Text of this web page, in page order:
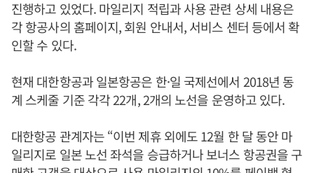
진행하고 있었다. 마일리지 적립과 사용 관련 상세 내용은
각 항공사의 홈페이지, 회원 안내서, 서비스 센터 등에서 확
인할 수 있다.
현재 대한항공과 일본항공은 한·일 국제선에서 2018년 동
계 스케줄 기준 각각 22개, 2개의 노선을 운영하고 있다.
대한항공 관계자는 “이번 제휴 외에도 12월 한 달 동안 마
일리지로 일본 노선 좌석을 승급하거나 보너스 항공권을 구